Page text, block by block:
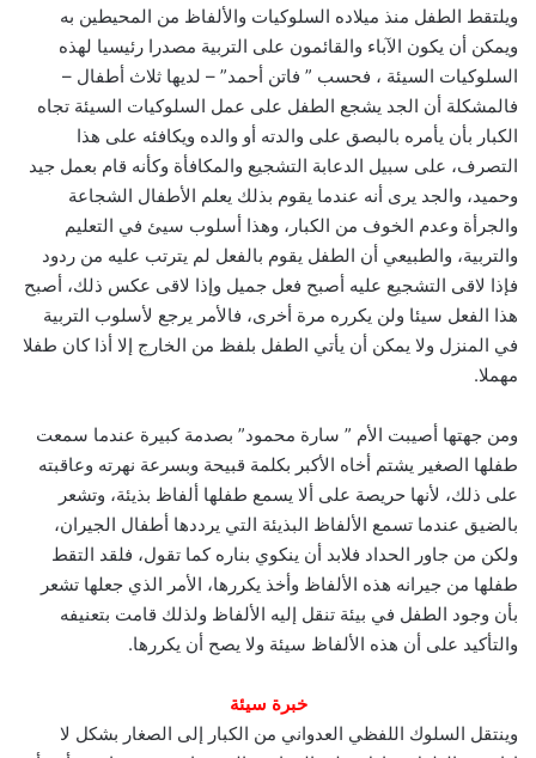
ويلتقط الطفل منذ ميلاده السلوكيات والألفاظ من المحيطين به
ويمكن أن يكون الآباء والقائمون على التربية مصدرا رئيسيا لهذه
السلوكيات السيئة ، فحسب ” فاتن أحمد” – لديها ثلاث أطفال –
فالمشكلة أن الجد يشجع الطفل على عمل السلوكيات السيئة تجاه
الكبار بأن يأمره بالبصق على والدته أو والده ويكافئه على هذا
التصرف، على سبيل الدعابة التشجيع والمكافأة وكأنه قام بعمل جيد
وحميد، والجد يرى أنه عندما يقوم بذلك يعلم الأطفال الشجاعة
والجرأة وعدم الخوف من الكبار، وهذا أسلوب سيئ في التعليم
والتربية، والطبيعي أن الطفل يقوم بالفعل لم يترتب عليه من ردود
فإذا لاقى التشجيع عليه أصبح فعل جميل وإذا لاقى عكس ذلك، أصبح
هذا الفعل سيئا ولن يكرره مرة أخرى، فالأمر يرجع لأسلوب التربية
في المنزل ولا يمكن أن يأتي الطفل بلفظ من الخارج إلا أذا كان طفلا
مهملا.
ومن جهتها أصيبت الأم ” سارة محمود” بصدمة كبيرة عندما سمعت
طفلها الصغير يشتم أخاه الأكبر بكلمة قبيحة وبسرعة نهرته وعاقبته
على ذلك، لأنها حريصة على ألا يسمع طفلها ألفاظ بذيئة، وتشعر
بالضيق عندما تسمع الألفاظ البذيئة التي يرددها أطفال الجيران،
ولكن من جاور الحداد فلابد أن ينكوي بناره كما تقول، فلقد التقط
طفلها من جيرانه هذه الألفاظ وأخذ يكررها، الأمر الذي جعلها تشعر
بأن وجود الطفل في بيئة تنقل إليه الألفاظ ولذلك قامت بتعنيفه
والتأكيد على أن هذه الألفاظ سيئة ولا يصح أن يكررها.
خبرة سيئة
وينتقل السلوك اللفظي العدواني من الكبار إلى الصغار بشكل لا